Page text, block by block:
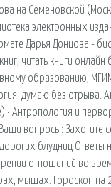
на Семеновской
электронных
Дарья Донцова -
читать книги онлайн
образованию,
думаю без отрыва.
• Антропология и
вопросы: Захотите
блудниц Ответы
отношений во
мышах. Гороскоп на